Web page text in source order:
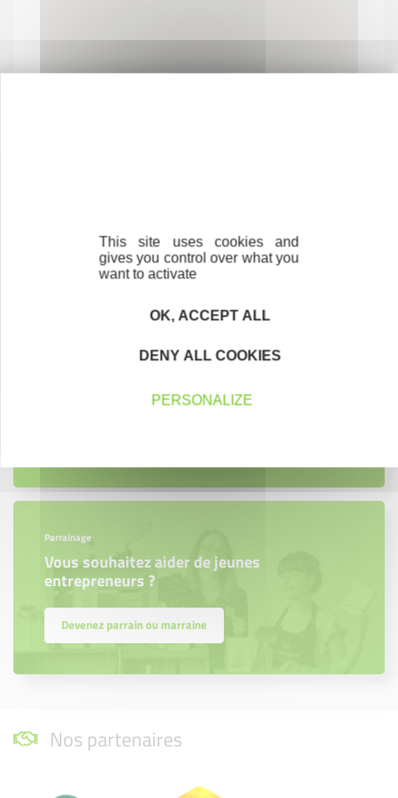
Parrainage
Vous souhaitez aider de jeunes
entrepreneurs ?
Devenez parrain ou marraine
Nos partenaires
This site uses cookies and
gives you control over what you
want to activate
OK, ACCEPT ALL
DENY ALL COOKIES
PERSONALIZE